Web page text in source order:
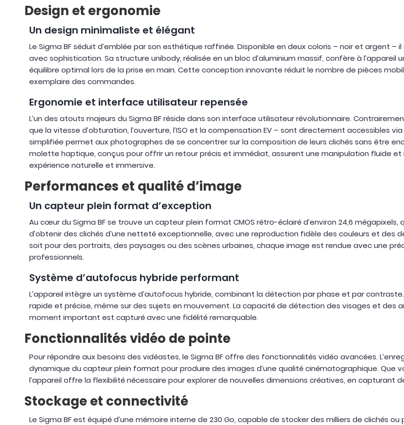
Design et ergonomie
Un design minimaliste et élégant
Le Sigma BF séduit d’emblée par son esthétique raffinée. Disponible en deux coloris – noir et argent
avec sophistication. Sa structure unibody, réalisée en un bloc d’aluminium massif, confère à
équilibre optimal lors de la prise en main. Cette conception innovante réduit le nombre de pièces
exemplaire des commandes.
Ergonomie et interface utilisateur repensée
L’un des atouts majeurs du Sigma BF réside dans son interface utilisateur révolutionnaire.
que la vitesse d’obturation, l’ouverture, l’ISO et la compensation EV – sont directement accessibles
simplifiée permet aux photographes de se concentrer sur la composition de leurs clichés sans être
molette haptique, conçus pour offrir un retour précis et immédiat, assurent une manipulation fluide
expérience naturelle et immersive.
Performances et qualité d’image
Un capteur plein format d’exception
Au cœur du Sigma BF se trouve un capteur plein format CMOS rétro-éclairé d’environ 24,6
d’obtenir des clichés d’une netteté exceptionnelle, avec une reproduction fidèle des couleurs et des
soit pour des portraits, des paysages ou des scènes urbaines, chaque image est rendue avec une
professionnels.
Système d’autofocus hybride performant
L’appareil intègre un système d’autofocus hybride, combinant la détection par phase et par
rapide et précise, même sur des sujets en mouvement. La capacité de détection des visages et des
moment important est capturé avec une fidélité remarquable.
Fonctionnalités vidéo de pointe
Pour répondre aux besoins des vidéastes, le Sigma BF offre des fonctionnalités vidéo avancées.
dynamique du capteur plein format pour produire des images d’une qualité cinématographique. Que
l’appareil offre la flexibilité nécessaire pour explorer de nouvelles dimensions créatives, en capturant
Stockage et connectivité
Le Sigma BF est équipé d’une mémoire interne de 230 Go, capable de stocker des milliers de clichés